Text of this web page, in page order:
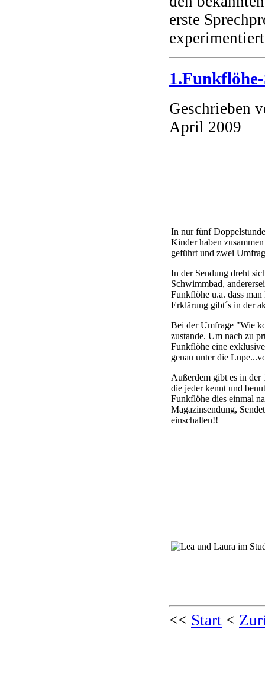
erste
Geschrieben
April 2009
In nur fünf
Kinder haben
geführt und zwei
In der Sendung dreht
Schwimmbad,
Funkflöhe u.a. dass
Erklärung gibt´s in der
Bei der Umfrage "Wie
zustande. Um nach zu
Funkflöhe eine
genau unter die
Außerdem gibt es in
die jeder kennt und
Funkflöhe dies einmal
Magazinsendung,
einschalten!!
<< Start <